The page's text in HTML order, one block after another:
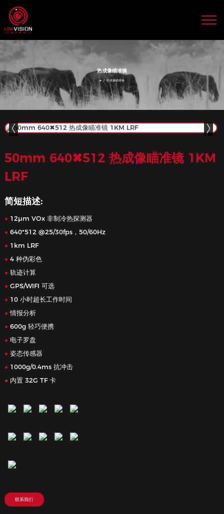
50mm 640✖512 热成像瞄准镜 1KM
LRF
简短描述:
● 12μm VOx 非制冷热探测器
● 640*512 @25/30fps，50/60Hz
● 1km LRF
● 4 种伪彩色
● 轨迹计算
● GPS/WIFI 可选
● 10 小时超长工作时间
● 情报分析
● 600g 轻巧便携
● 电子罗盘
● 姿态传感器
● 1000g/0.4ms 抗冲击
● 内置 32G TF 卡